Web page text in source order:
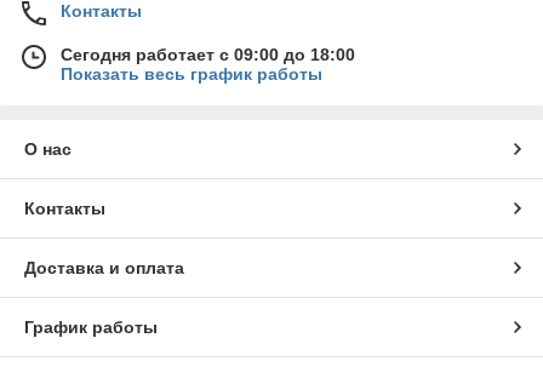
Контакты
Сегодня работает с 09:00 до 18:00
Показать весь график работы
О нас
Контакты
Доставка и оплата
График работы